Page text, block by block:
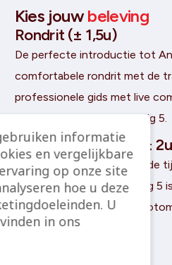
Kies jouw beleving
Rondrit (± 1,5u)
De perfecte introductie tot
comfortabele rondrit met de
professionele gids met live
krijg je toelichting bij alle Big 5.
Rondrit met stops (±
Dezelfde route, maar met de
bij elke attractie. Bij elke Big 5
à 15 minuten, ideaal voor
even op te snuiven.
informatie
en vergelijkbare
op onze site
hoe u deze
U
in ons